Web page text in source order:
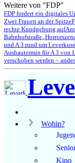
Weitere von "FDP"
FDP fordert ein digitales
Zwei Frauen an der Spitze
rechte Kundgebung auf
Bahnhofstraße
und A 3 rund um
Ausbautermin für A 3 von
verschoben werden –
Wohin?
Kino